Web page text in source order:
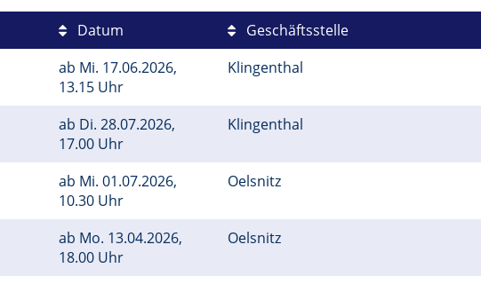
Datum Geschäftsstelle
ab Mi. 17.06.2026,
13.15 Uhr
Klingenthal
ab Di. 28.07.2026,
17.00 Uhr
Klingenthal
ab Mi. 01.07.2026,
10.30 Uhr
Oelsnitz
ab Mo. 13.04.2026,
18.00 Uhr
Oelsnitz